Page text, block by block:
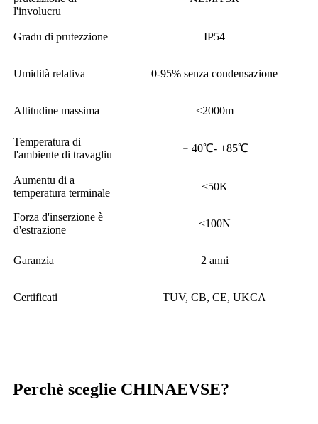
l'involucru
Gradu di prutezzione IP54
Umidità relativa 0-95% senza condensazione
Altitudine massima <2000m
Temperatura di
l'ambiente di travagliu
﹣40℃- +85℃
Aumentu di a
temperatura terminale
<50K
Forza d'inserzione è
d'estrazione
<100N
Garanzia 2 anni
Certificati TUV, CB, CE, UKCA
Perchè sceglie CHINAEVSE?